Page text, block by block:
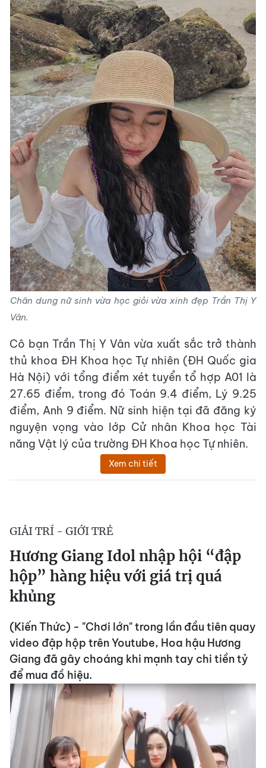
Chân dung nữ sinh vừa học giỏi vừa xinh đẹp Trần Thị Y
Vân.
Cô bạn Trần Thị Y Vân vừa xuất sắc trở thành
thủ khoa ĐH Khoa học Tự nhiên (ĐH Quốc gia
Hà Nội) với tổng điểm xét tuyển tổ hợp A01 là
27.65 điểm, trong đó Toán 9.4 điểm, Lý 9.25
điểm, Anh 9 điểm. Nữ sinh hiện tại đã đăng ký
nguyện vọng vào lớp Cử nhân Khoa học Tài
năng Vật lý của trường ĐH Khoa học Tự nhiên.
Xem chi tiết
GIẢI TRÍ - GIỚI TRẺ
Hương Giang Idol nhập hội “đập
hộp” hàng hiệu với giá trị quá
khủng
(Kiến Thức) - "Chơi lớn" trong lần đầu tiên quay
video đập hộp trên Youtube, Hoa hậu Hương
Giang đã gây choáng khi mạnh tay chi tiền tỷ
để mua đồ hiệu.